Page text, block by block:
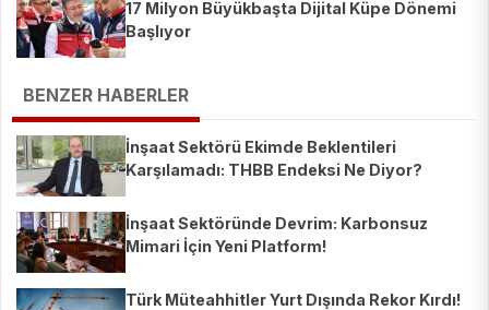
17 Milyon Büyükbaşta Dijital Küpe Dönemi
Başlıyor
BENZER HABERLER
İnşaat Sektörü Ekimde Beklentileri
Karşılamadı: THBB Endeksi Ne Diyor?
İnşaat Sektöründe Devrim: Karbonsuz
Mimari İçin Yeni Platform!
Türk Müteahhitler Yurt Dışında Rekor Kırdı!